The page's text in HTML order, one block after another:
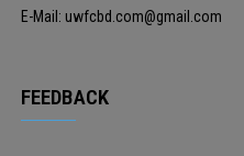
E-Mail: uwfcbd.com@gmail.com
FEEDBACK